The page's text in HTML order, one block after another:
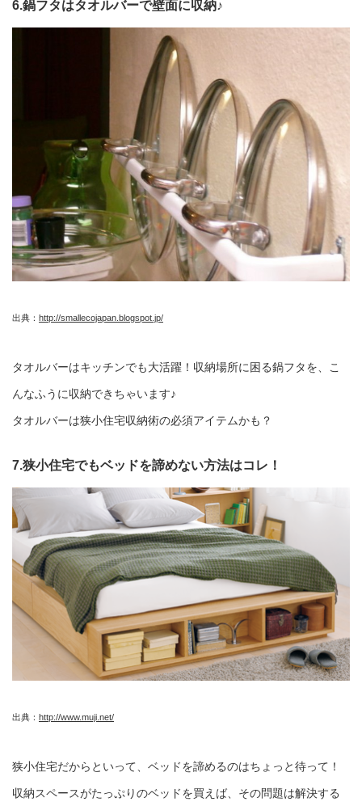
6.鍋フタはタオルバーで壁面に収納♪
出典： http://smallecojapan.blogspot.jp/
タオルバーはキッチンでも大活躍！収納場所に困る鍋フタを、こ
んなふうに収納できちゃいます♪
タオルバーは狭小住宅収納術の必須アイテムかも？
7.狭小住宅でもベッドを諦めない方法はコレ！
出典： http://www.muji.net/
狭小住宅だからといって、ベッドを諦めるのはちょっと待って！
収納スペースがたっぷりのベッドを買えば、その問題は解決する